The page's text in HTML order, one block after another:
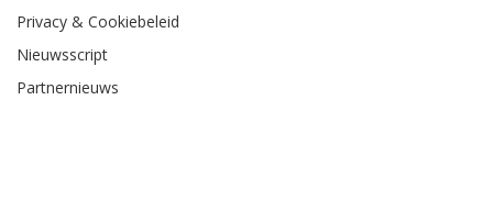
Privacy & Cookiebeleid
Nieuwsscript
Partnernieuws